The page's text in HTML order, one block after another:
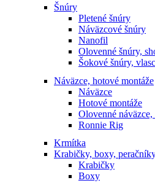
Šnúry
Pletené šnúry
Náväzcové šnúry
Nanofil
Olovenné šnúry,
Šokové šnúry,
Náväzce, hotové montáže
Náväzce
Hotové montáže
Olovenné náväzce,
Ronnie Rig
Krmítka
Krabičky, boxy,
Krabičky
Boxy